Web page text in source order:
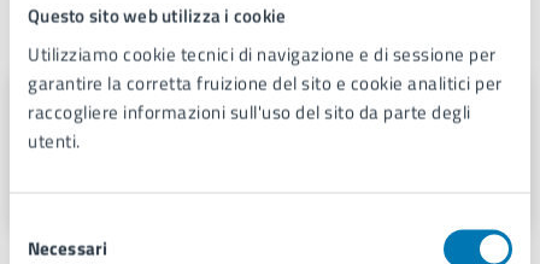
Questo sito web utilizza i cookie
Utilizziamo cookie tecnici di navigazione e di sessione per
garantire la corretta fruizione del sito e cookie analitici per
raccogliere informazioni sull'uso del sito da parte degli
utenti.
delNecessari
A cura di
Servizio Politiche di Inclusione e di
Integrazione Sociale